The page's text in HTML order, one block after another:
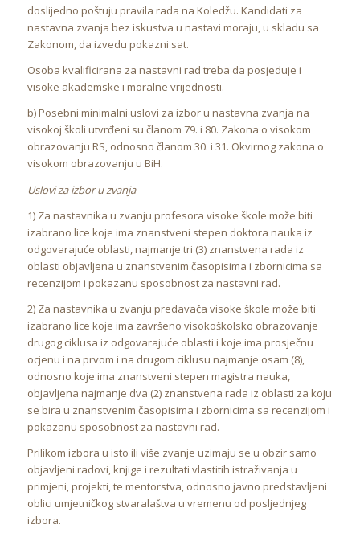
doslijedno poštuju pravila rada na Koledžu. Kandidati za
nastavna zvanja bez iskustva u nastavi moraju, u skladu sa
Zakonom, da izvedu pokazni sat.
Osoba kvalificirana za nastavni rad treba da posjeduje i
visoke akademske i moralne vrijednosti.
b) Posebni minimalni uslovi za izbor u nastavna zvanja na
visokoj školi utvrđeni su članom 79. i 80. Zakona o visokom
obrazovanju RS, odnosno članom 30. i 31. Okvirnog zakona o
visokom obrazovanju u BiH.
Uslovi za izbor u zvanja
1) Za nastavnika u zvanju profesora visoke škole može biti
izabrano lice koje ima znanstveni stepen doktora nauka iz
odgovarajuće oblasti, najmanje tri (3) znanstvena rada iz
oblasti objavljena u znanstvenim časopisima i zbornicima sa
recenzijom i pokazanu sposobnost za nastavni rad.
2) Za nastavnika u zvanju predavača visoke škole može biti
izabrano lice koje ima završeno visokoškolsko obrazovanje
drugog ciklusa iz odgovarajuće oblasti i koje ima prosječnu
ocjenu i na prvom i na drugom ciklusu najmanje osam (8),
odnosno koje ima znanstveni stepen magistra nauka,
objavljena najmanje dva (2) znanstvena rada iz oblasti za koju
se bira u znanstvenim časopisima i zbornicima sa recenzijom i
pokazanu sposobnost za nastavni rad.
Prilikom izbora u isto ili više zvanje uzimaju se u obzir samo
objavljeni radovi, knjige i rezultati vlastitih istraživanja u
primjeni, projekti, te mentorstva, odnosno javno predstavljeni
oblici umjetničkog stvaralaštva u vremenu od posljednjeg
izbora.